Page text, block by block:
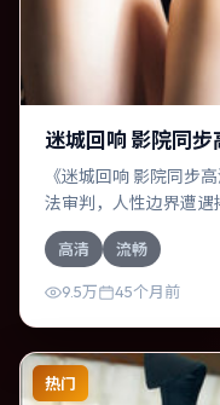
迷城回响 影院同
《迷城回响 影院同步
法审判，人性边界遭
互咬合，秦昊、周冬
在长镜头中积蓄张力，
感。
高清 流畅
9.5万 45个月前
热门